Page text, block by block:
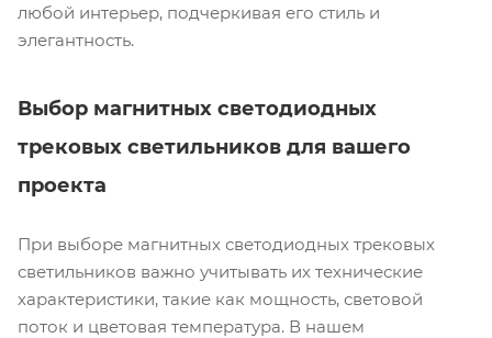
любой интерьер, подчеркивая его стиль и
элегантность.
Выбор магнитных светодиодных
трековых светильников для вашего
проекта
При выборе магнитных светодиодных трековых
светильников важно учитывать их технические
характеристики, такие как мощность, световой
поток и цветовая температура. В нашем